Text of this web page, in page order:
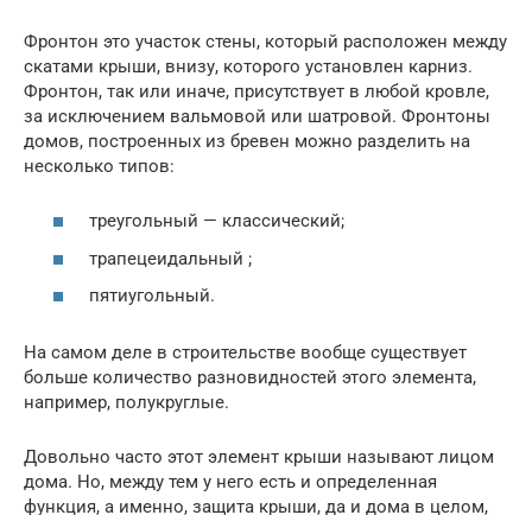
Фронтон это участок стены, который расположен между
скатами крыши, внизу, которого установлен карниз.
Фронтон, так или иначе, присутствует в любой кровле,
за исключением вальмовой или шатровой. Фронтоны
домов, построенных из бревен можно разделить на
несколько типов:
треугольный — классический;
трапецеидальный ;
пятиугольный.
На самом деле в строительстве вообще существует
больше количество разновидностей этого элемента,
например, полукруглые.
Довольно часто этот элемент крыши называют лицом
дома. Но, между тем у него есть и определенная
функция, а именно, защита крыши, да и дома в целом,